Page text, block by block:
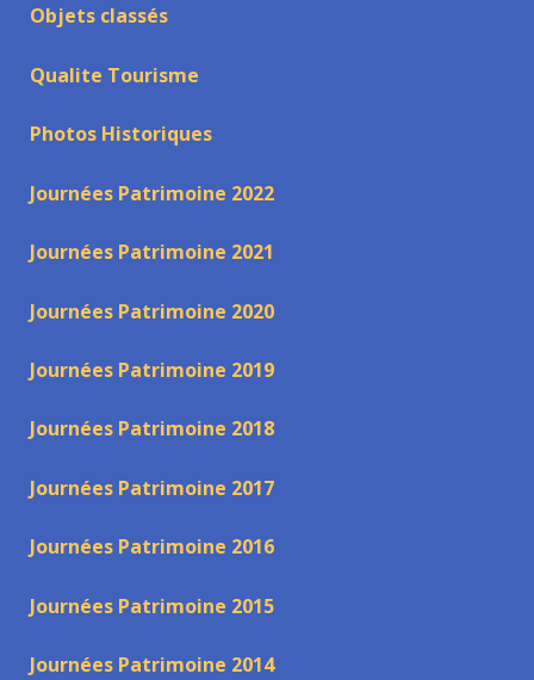
Objets classés
Qualite Tourisme
Photos Historiques
Journées Patrimoine 2022
Journées Patrimoine 2021
Journées Patrimoine 2020
Journées Patrimoine 2019
Journées Patrimoine 2018
Journées Patrimoine 2017
Journées Patrimoine 2016
Journées Patrimoine 2015
Journées Patrimoine 2014